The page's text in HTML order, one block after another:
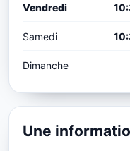
Vendredi
Samedi
Dimanche
Une